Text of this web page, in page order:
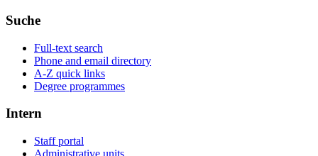
Suche
Full-text search
Phone and email directory
A-Z quick links
Degree programmes
Intern
Staff portal